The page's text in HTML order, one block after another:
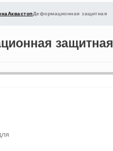
АквастопДеформационная защитная
защитная